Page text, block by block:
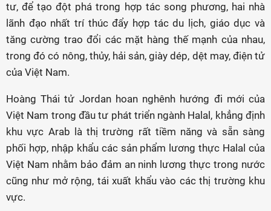
tư, để tạo đột phá trong hợp tác song phương, hai nhà
lãnh đạo nhất trí thúc đẩy hợp tác du lịch, giáo dục và
tăng cường trao đổi các mặt hàng thế mạnh của nhau,
trong đó có nông, thủy, hải sản, giày dép, dệt may, điện tử
của Việt Nam.
Hoàng Thái tử Jordan hoan nghênh hướng đi mới của
Việt Nam trong đầu tư phát triển ngành Halal, khẳng định
khu vực Arab là thị trường rất tiềm năng và sẵn sàng
phối hợp, nhập khẩu các sản phẩm lương thực Halal của
Việt Nam nhằm bảo đảm an ninh lương thực trong nước
cũng như mở rộng, tái xuất khẩu vào các thị trường khu
vực.